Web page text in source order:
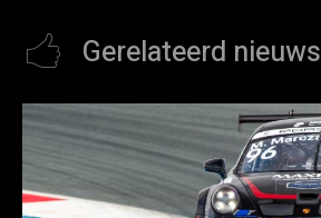
Gerelateerd nieuws